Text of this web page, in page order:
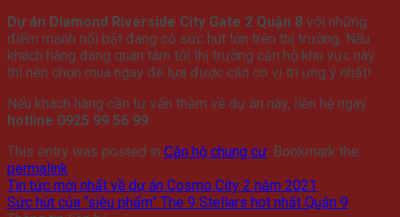
Dự án Diamond Riverside City Gate 2 Quận 8 với những
điểm mạnh nổi bật đang có sức hút lớn trên thị trường. Nếu
khách hàng đang quan tâm tới thị trường căn hộ khu vực này
thì nên chọn mua ngay để lựa được căn có vị trí ưng ý nhất!
Nếu khách hàng cần tư vấn thêm về dự án này, liên hệ ngay
hotline 0925 99 56 99
This entry was posted in Căn hộ chung cư . Bookmark the
permalink
Tin tức mới nhất về dự án Cosmo City 2 năm 2021
Sức hút của “siêu phẩm” The 9 Stellars hot nhất Quận 9